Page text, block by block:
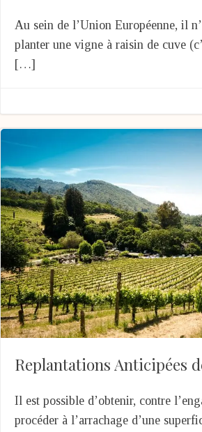
Au sein de l’Union Européenne, il
planter une vigne à raisin de cuve
[…]
Replantations Anticipées
Il est possible d’obtenir, contre
procéder à l’arrachage d’une